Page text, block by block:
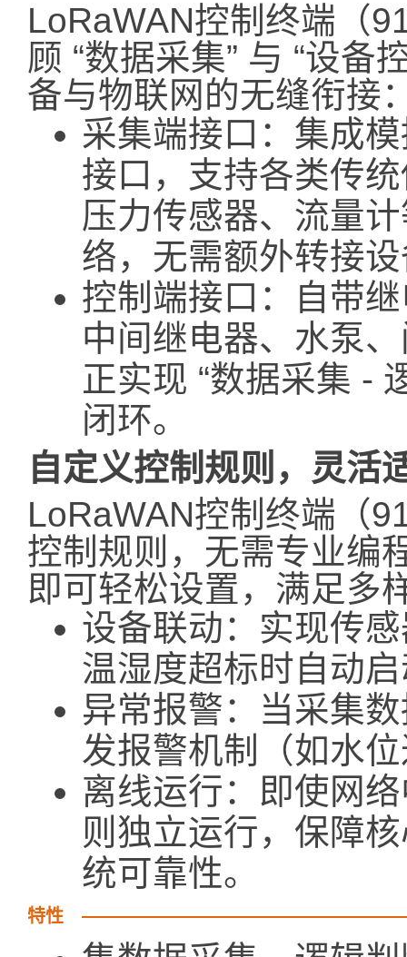
LoRaWAN控制终端（
顾 “数据采集” 与 “设备
备与物联网的无缝衔接
采集端接口：集成
接口，支持各类传
压力传感器、流量
络，无需额外转接
控制端接口：自带
中间继电器、水泵
正实现 “数据采集 -
闭环。
自定义控制规则，灵活
LoRaWAN控制终端（
控制规则，无需专业编
即可轻松设置，满足多
设备联动：实现传
温湿度超标时自动
异常报警：当采集
发报警机制（如水
离线运行：即使网
则独立运行，保障
统可靠性。
特性